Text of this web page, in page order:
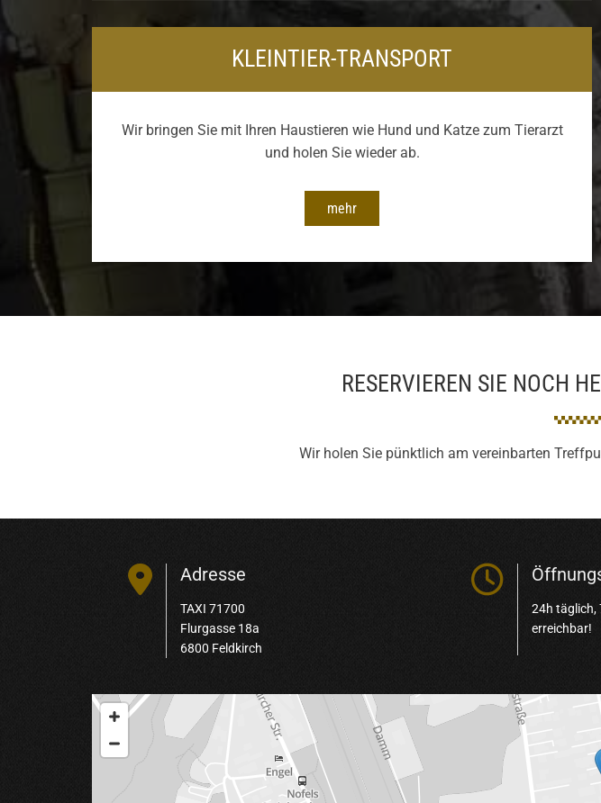
KLEINTIER-TRANSPORT
Wir bringen Sie mit Ihren Haustieren wie Hund und Katze zum Tierarzt
und holen Sie wieder ab.
mehr
RESERVIEREN SIE NOCH
Wir holen Sie pünktlich am vereinbarten
 Adresse
TAXI 71700
Flurgasse 18a
6800 Feldkirch

24h täglich,
erreichbar!